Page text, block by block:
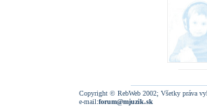
Copyright © RebWeb 2002; Všetky práva
e-mail:forum@mjuzik.sk